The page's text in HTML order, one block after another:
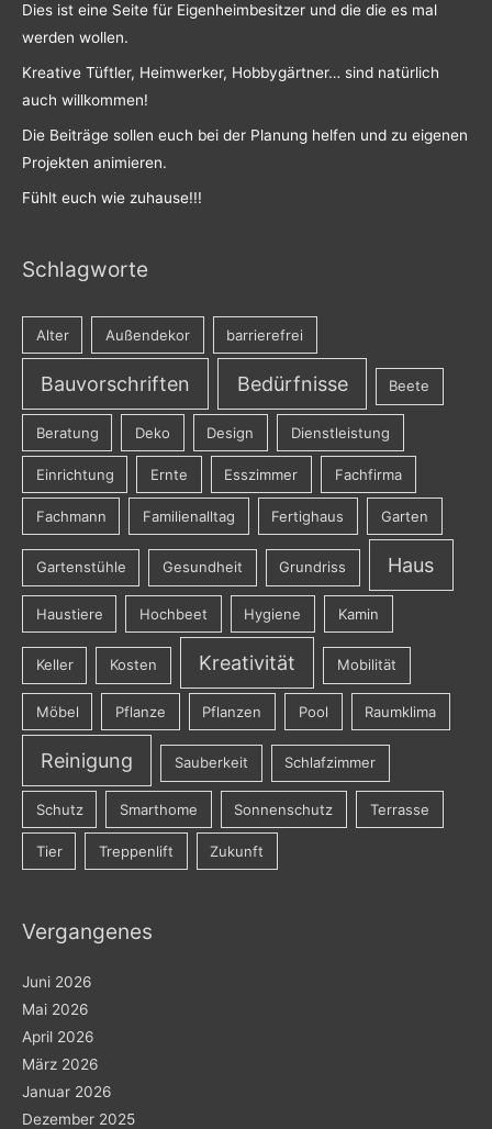
Dies ist eine Seite für Eigenheimbesitzer und die die es mal
werden wollen.
Kreative Tüftler, Heimwerker, Hobbygärtner… sind natürlich
auch willkommen!
Die Beiträge sollen euch bei der Planung helfen und zu eigenen
Projekten animieren.
Fühlt euch wie zuhause!!!
Schlagworte
Alter Außendekor barrierefrei
Bauvorschriften Bedürfnisse Beete
Beratung Deko Design Dienstleistung
Einrichtung Ernte Esszimmer Fachfirma
Fachmann Familienalltag Fertighaus Garten
Gartenstühle Gesundheit Grundriss Haus
Haustiere Hochbeet Hygiene Kamin
Keller Kosten Kreativität Mobilität
Möbel Pflanze Pflanzen Pool Raumklima
Reinigung Sauberkeit Schlafzimmer
Schutz Smarthome Sonnenschutz Terrasse
Tier Treppenlift Zukunft
Vergangenes
Juni 2026
Mai 2026
April 2026
März 2026
Januar 2026
Dezember 2025